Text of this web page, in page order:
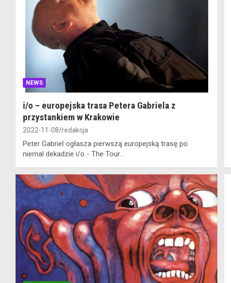
NEWS
i/o – europejska trasa Petera Gabriela z
przystankiem w Krakowie
2022-11-08 redakcja
Peter Gabriel ogłasza pierwszą europejską trasę po
niemal dekadzie i/o - The Tour...